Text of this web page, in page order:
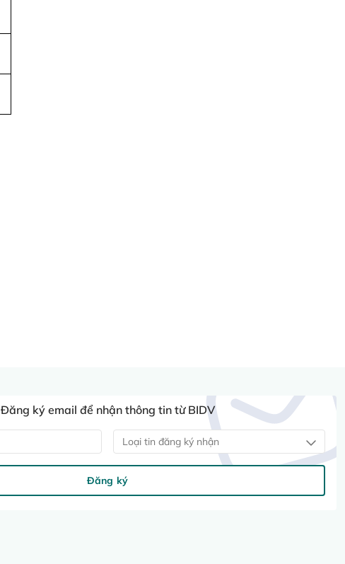
Đăng ký email để nhận thông tin từ BIDV
Loại tin đăng ký nhận
Đăng ký